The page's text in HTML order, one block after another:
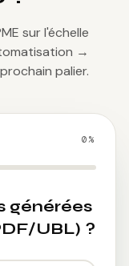
sur l'échelle
→
palier.
0%
générées
UBL) ?